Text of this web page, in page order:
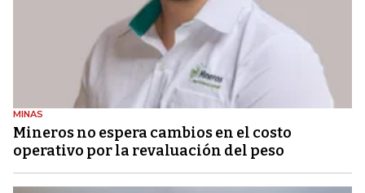
MINAS
Mineros no espera cambios en el costo
operativo por la revaluación del peso